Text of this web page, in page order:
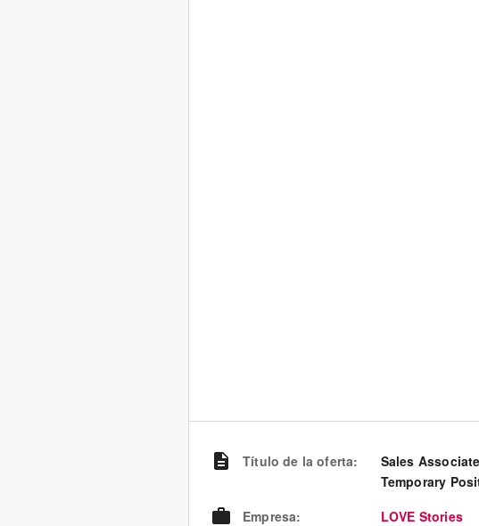
Título de la oferta:
Sales
Temporary
Empresa:
LOVE Stories